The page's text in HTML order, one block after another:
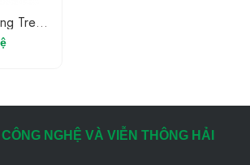
Treo
NGHỆ VÀ VIỄN THÔNG HẢI